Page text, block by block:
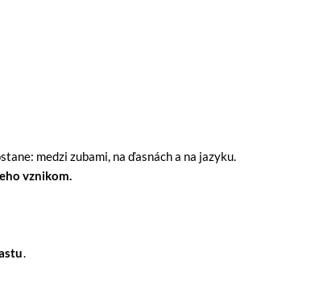
medzi zubami, na ďasnách a na jazyku.
vznikom.
.